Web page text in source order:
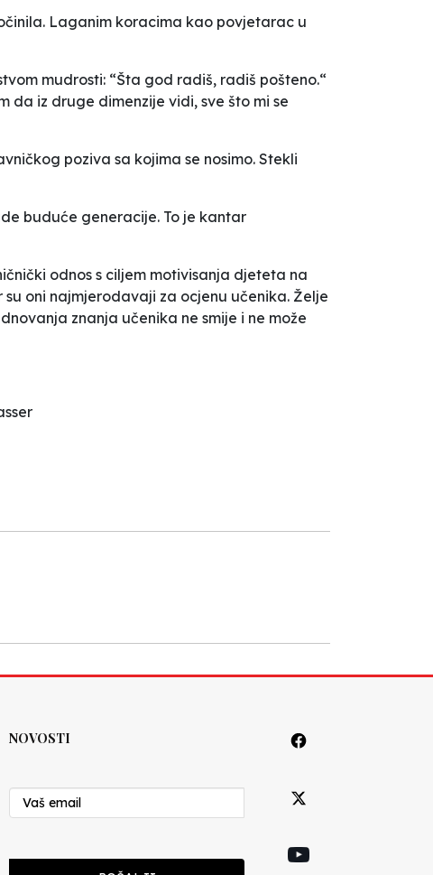
Laganim koracima kao povjetarac u
mudrosti: “Šta god radiš, radiš pošteno.“
da iz druge dimenzije vidi, sve što mi se
poziva sa kojima se nosimo. Stekli
buduće generacije. To je kantar
odnos s ciljem motivisanja djeteta na
oni najmjerodavaji za ocjenu učenika. Želje
znanja učenika ne smije i ne može
NOVOSTI